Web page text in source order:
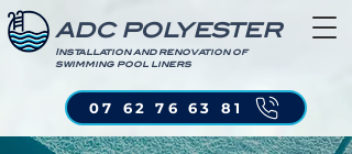
ADC POLYESTER
Installation and renovation of
swimming pool liners
07 62 76 63 81